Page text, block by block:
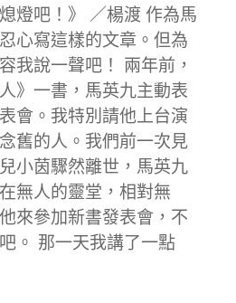
燈吧！》 ／楊渡 作為馬
心寫這樣的文章。但為
我說一聲吧！ 兩年前，
》一書，馬英九主動表
會。我特別請他上台演
舊的人。我們前一次見
小茵驟然離世，馬英九
無人的靈堂，相對無
來參加新書發表會，不
。 那一天我講了一點